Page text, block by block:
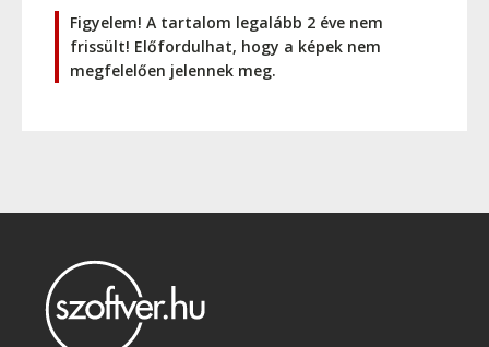
Figyelem! A tartalom legalább 2 éve nem
frissült! Előfordulhat, hogy a képek nem
megfelelően jelennek meg.